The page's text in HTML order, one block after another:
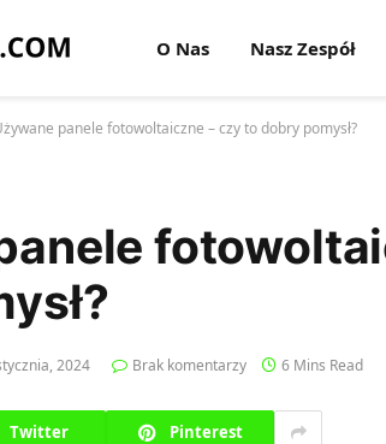
O Nas Nasz Zespół
panele fotowoltaiczne – czy to dobry pomysł?
2024 Brak komentarzy 6 Mins Read
Twitter Pinterest